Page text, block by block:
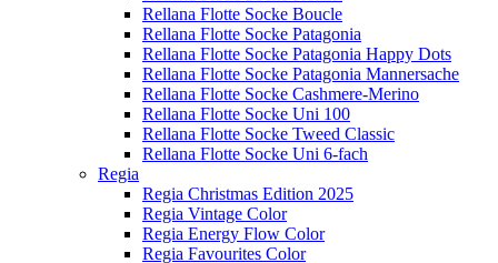
Rellana Flotte Socke Boucle
Rellana Flotte Socke Patagonia
Rellana Flotte Socke Patagonia Happy Dots
Rellana Flotte Socke Patagonia Mannersache
Rellana Flotte Socke Cashmere-Merino
Rellana Flotte Socke Uni 100
Rellana Flotte Socke Tweed Classic
Rellana Flotte Socke Uni 6-fach
Regia
Regia Christmas Edition 2025
Regia Vintage Color
Regia Energy Flow Color
Regia Favourites Color